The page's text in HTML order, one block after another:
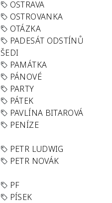
OSTRAVA
OSTROVANKA
OTÁZKA
PADESÁT ODSTÍNŮ
ŠEDI
PAMÁTKA
PÁNOVÉ
PARTY
PÁTEK
PAVLÍNA BITAROVÁ
PENÍZE
PETR LUDWIG
PETR NOVÁK
PF
PÍSEK